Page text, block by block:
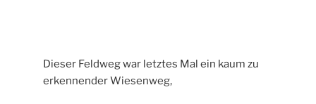
Dieser Feldweg war letztes Mal ein kaum zu
erkennender Wiesenweg,